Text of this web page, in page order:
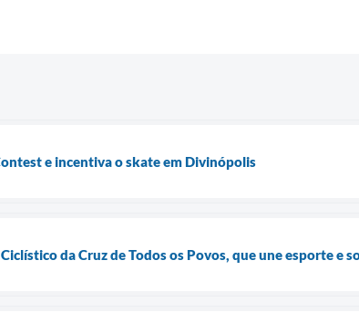
e incentiva o skate em Divinópolis
da Cruz de Todos os Povos, que une esporte e